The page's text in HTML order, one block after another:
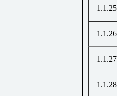
1.1.25
1.1.26
1.1.27
1.1.28